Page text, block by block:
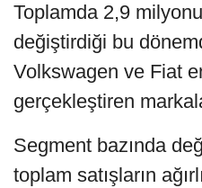
Toplamda 2,9 milyonu
değiştirdiği bu
Volkswagen ve Fiat
gerçekleştiren
Segment bazında
toplam satışların